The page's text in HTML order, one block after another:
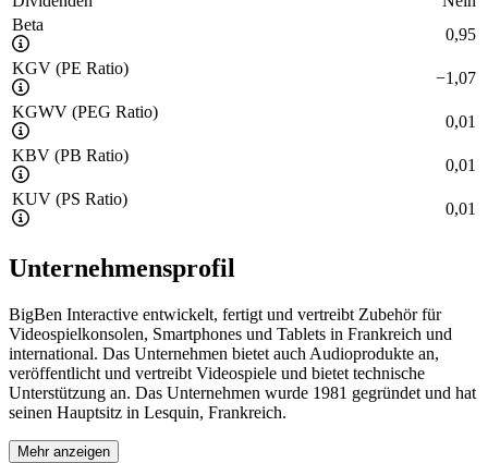
Beta
0,95
KGV (PE Ratio)
−1,07
KGWV (PEG Ratio)
0,01
KBV (PB Ratio)
0,01
KUV (PS Ratio)
0,01
Unternehmensprofil
BigBen Interactive entwickelt, fertigt und vertreibt Zubehör für
Videospielkonsolen, Smartphones und Tablets in Frankreich und
international. Das Unternehmen bietet auch Audioprodukte an,
veröffentlicht und vertreibt Videospiele und bietet technische
Unterstützung an. Das Unternehmen wurde 1981 gegründet und hat
seinen Hauptsitz in Lesquin, Frankreich.
Mehr anzeigen